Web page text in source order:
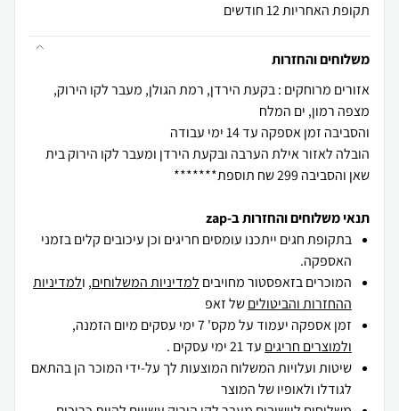
תקופת האחריות 12 חודשים
משלוחים והחזרות
אזורים מרוחקים : בקעת הירדן, רמת הגולן, מעבר לקו הירוק,
הובלה לאזור אילת הערבה ובקעת הירדן ומעבר לקו הירוק בית
שאן והסביבה 299 שח תוספת*******
תנאי משלוחים והחזרות ב-zap
בתקופת חגים ייתכנו עומסים חריגים וכן עיכובים קלים בזמני
האספקה.
המוכרים בזאפסטור מחויבים למדיניות המשלוחים, ולמדיניות
ההחזרות והביטוליםשל זאפ
זמן אספקה יעמוד על מקס' 7 ימי עסקים מיום הזמנה,
ולמוצרים חריגים עד 21 ימי עסקים .
שיטות ועלויות המשלוח המוצעות לך על-ידי המוכר הן בהתאם
לגודלו ולאופיו של המוצר